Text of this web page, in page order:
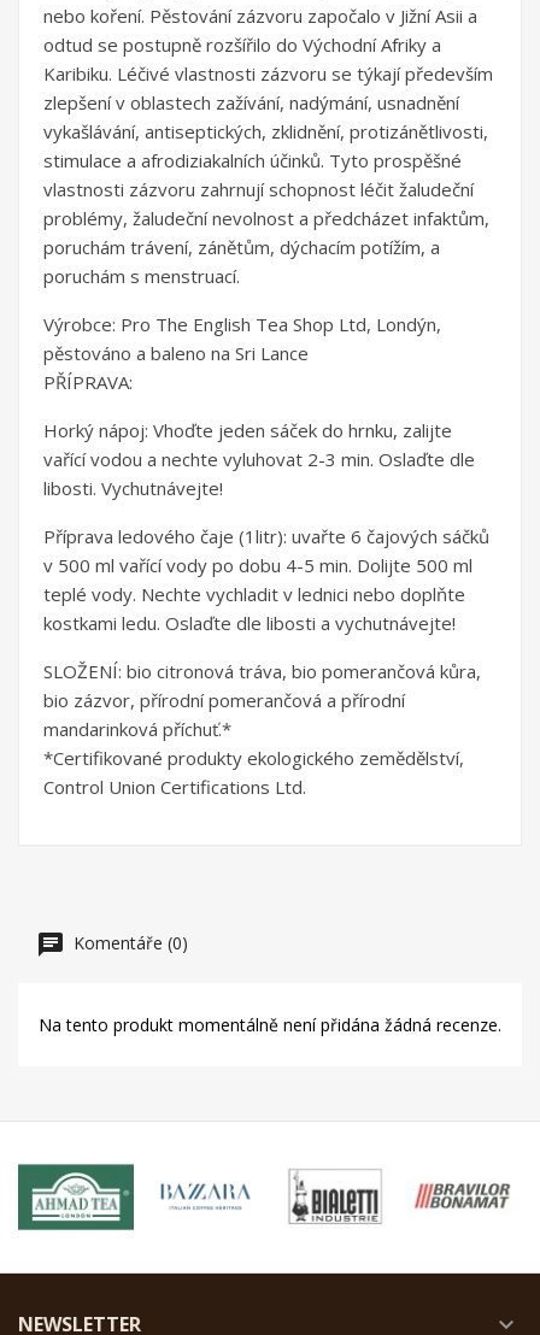
nebo koření. Pěstování zázvoru započalo v Jižní Asii a
odtud se postupně rozšířilo do Východní Afriky a
Karibiku. Léčivé vlastnosti zázvoru se týkají především
zlepšení v oblastech zažívání, nadýmání, usnadnění
vykašlávání, antiseptických, zklidnění, protizánětlivosti,
stimulace a afrodiziakalních účinků. Tyto prospěšné
vlastnosti zázvoru zahrnují schopnost léčit žaludeční
problémy, žaludeční nevolnost a předcházet infaktům,
poruchám trávení, zánětům, dýchacím potížím, a
poruchám s menstruací.
Výrobce: Pro The English Tea Shop Ltd, Londýn,
pěstováno a baleno na Sri Lance
PŘÍPRAVA:
Horký nápoj: Vhoďte jeden sáček do hrnku, zalijte
vařící vodou a nechte vyluhovat 2-3 min. Oslaďte dle
libosti. Vychutnávejte!
Příprava ledového čaje (1litr): uvařte 6 čajových sáčků
v 500 ml vařící vody po dobu 4-5 min. Dolijte 500 ml
teplé vody. Nechte vychladit v lednici nebo doplňte
kostkami ledu. Oslaďte dle libosti a vychutnávejte!
SLOŽENÍ: bio citronová tráva, bio pomerančová kůra,
bio zázvor, přírodní pomerančová a přírodní
mandarinková příchuť.*
*Certifikované produkty ekologického zemědělství,
Control Union Certifications Ltd.
Komentáře (0)
Na tento produkt momentálně není přidána žádná recenze.
NEWSLETTER 